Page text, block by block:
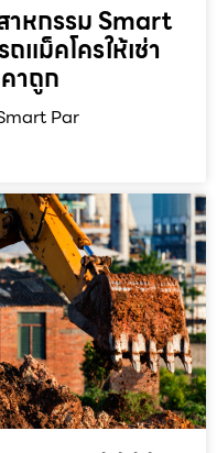
าหกรรม Smart
แม็คโครให้เช่า
าถูก
Par